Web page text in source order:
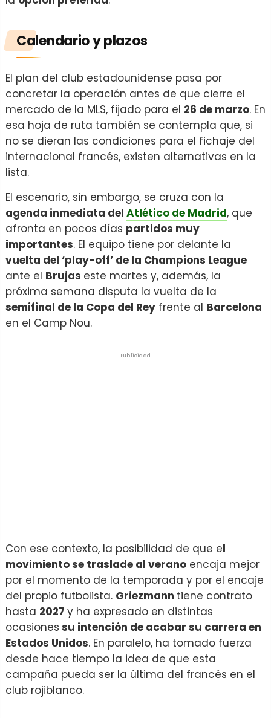
Calendario y plazos
El plan del club estadounidense pasa por
concretar la operación antes de que cierre el
mercado de la MLS, fijado para el 26 de marzo. En
esa hoja de ruta también se contempla que, si
no se dieran las condiciones para el fichaje del
internacional francés, existen alternativas en la
lista.
El escenario, sin embargo, se cruza con la
agenda inmediata del Atlético de Madrid, que
afronta en pocos días partidos muy
importantes. El equipo tiene por delante la
vuelta del ‘play-off’ de la Champions League
ante el Brujas este martes y, además, la
próxima semana disputa la vuelta de la
semifinal de la Copa del Rey frente al Barcelona
en el Camp Nou.
Publicidad
Con ese contexto, la posibilidad de que el
movimiento se traslade al verano encaja mejor
por el momento de la temporada y por el encaje
del propio futbolista. Griezmann tiene contrato
hasta 2027 y ha expresado en distintas
ocasiones su intención de acabar su carrera en
Estados Unidos. En paralelo, ha tomado fuerza
desde hace tiempo la idea de que esta
campaña pueda ser la última del francés en el
club rojiblanco.